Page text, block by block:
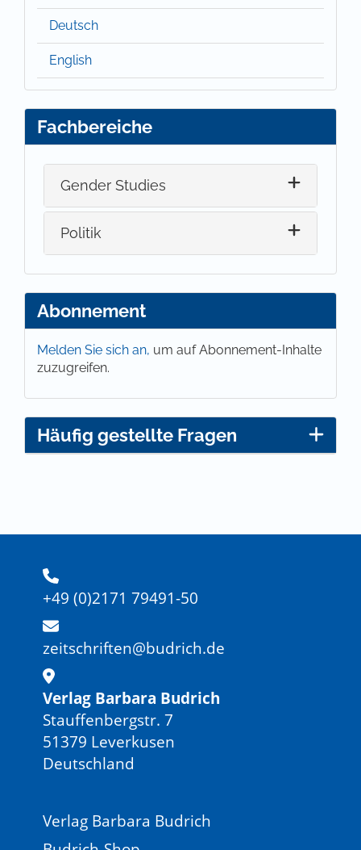
Deutsch
English
Fachbereiche
Gender Studies
Politik
Abonnement
Melden Sie sich an, um auf Abonnement-Inhalte
zuzugreifen.
Häufig gestellte Fragen
+49 (0)2171 79491-50
zeitschriften@budrich.de
Verlag Barbara Budrich
Stauffenbergstr. 7
51379 Leverkusen
Deutschland
Verlag Barbara Budrich